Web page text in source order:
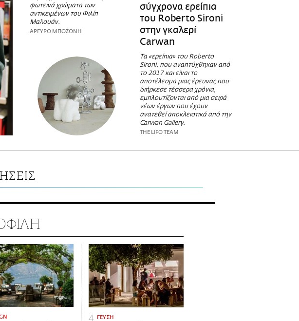
φωτεινά χρώματα των
αντικειμένων του Φιλίπ
Μαλουάν.
ΑΡΓΥΡΩ ΜΠΟΖΩΝΗ
σύγχρονα ερείπια
του Roberto Sironi
στην γκαλερί
Carwan
Τα «ερείπια» του Roberto
Sironi, που αναπτύχθηκαν από
το 2017 και είναι το
αποτέλεσμα μιας έρευνας που
διήρκεσε τέσσερα χρόνια,
εμπλουτίζονται από μια σειρά
νέων έργων που έχουν
ανατεθεί αποκλειστικά από την
Carwan Gallery.
THE LIFO TEAM
ΓΕΥΣΗ